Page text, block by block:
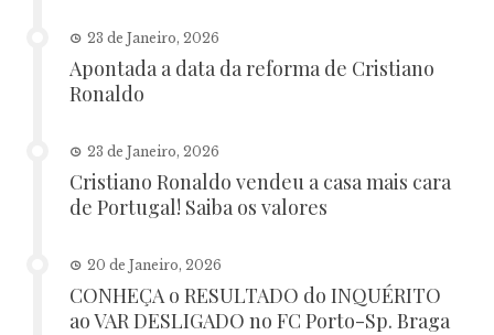
23 de Janeiro, 2026
Apontada a data da reforma de Cristiano
Ronaldo
23 de Janeiro, 2026
Cristiano Ronaldo vendeu a casa mais cara
de Portugal! Saiba os valores
20 de Janeiro, 2026
CONHEÇA o RESULTADO do INQUÉRITO
ao VAR DESLIGADO no FC Porto-Sp. Braga